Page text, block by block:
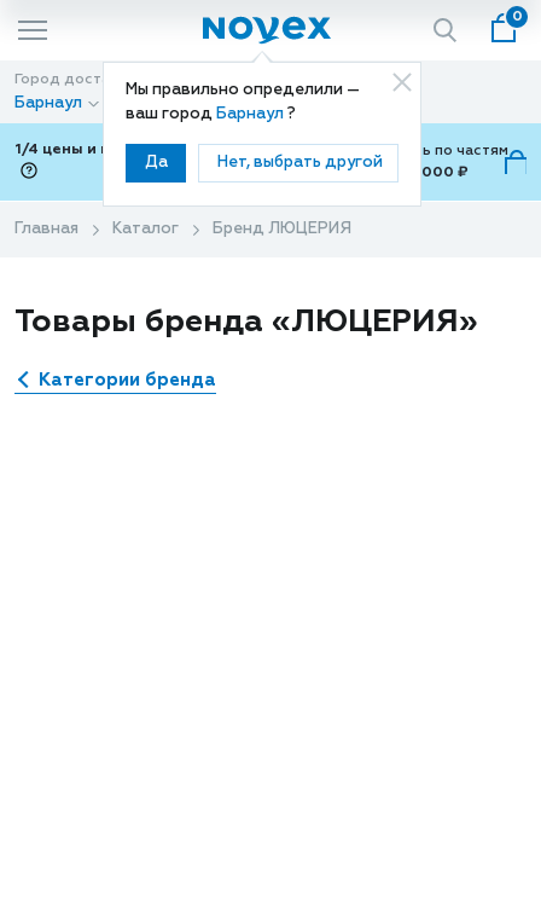
Мы правильно определили —
ваш город Барнаул ?
Да Нет, выбрать другой
0
Город доставки
Барнаул
Способ доставки
Доставка
1/4 цены и покупки ваши с Подели
Можно оплатить по частям
от 700 ₽ до 15,000 ₽
Главная Каталог Бренд ЛЮЦЕРИЯ
Товары бренда «ЛЮЦЕРИЯ»
Категории бренда